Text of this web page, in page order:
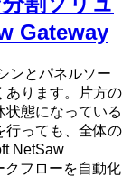
Gateway
ンとパネルソー
あります。片方の
状態になっている
行っても、全体の
NetSaw
クフローを自動化